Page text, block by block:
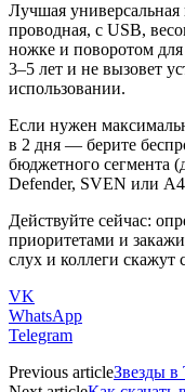
Лучшая
проводная, с USB,
ножке и поворотом
3–5 лет и не вызовет
использовании.
Если нужен
в 2 дня — берите
бюджетного сегмента
Defender, SVEN или
Действуйте сейчас:
приоритетами и
слух и коллеги скажут
VK
WhatsApp
Telegram
Previous articleЗвезды в